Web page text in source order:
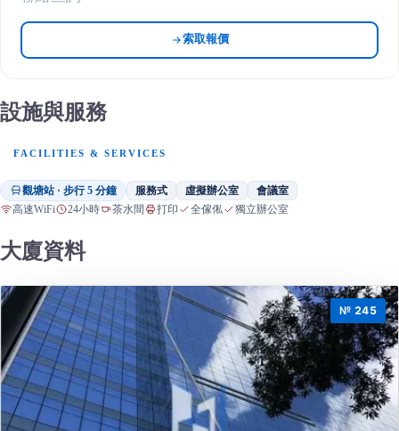
索取報價
設施與服務
FACILITIES & SERVICES
觀塘站 · 步行 5 分鐘 服務式 虛擬辦公室 會議室
高速WiFi 24小時 茶水間 打印 全傢俬 獨立辦公室
大廈資料
№ 245